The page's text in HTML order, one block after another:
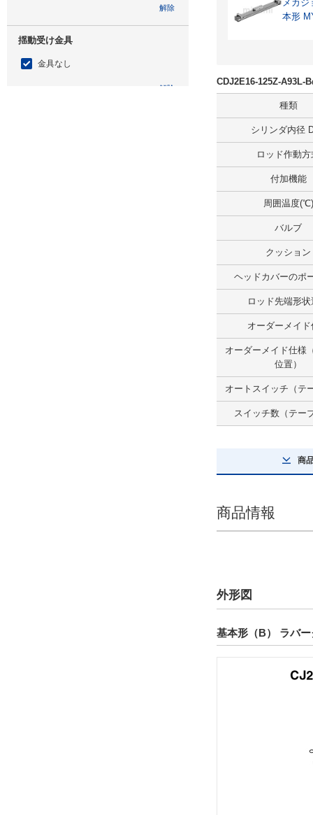
解除
揺動受け金具
金具なし
解除
メカジ
本形
CDJ2E16-125Z-A93L-
種類
シリンダ内径
ロッド作動方
付加機能
周囲温度(℃)
バルブ
クッション
ヘッドカバーのポ
ロッド先端形状
オーダーメイド
オーダーメイド仕様
位置）
オートスイッチ（テ
スイッチ数（テー
商
商品情報
外形図
基本形（B） ラバ